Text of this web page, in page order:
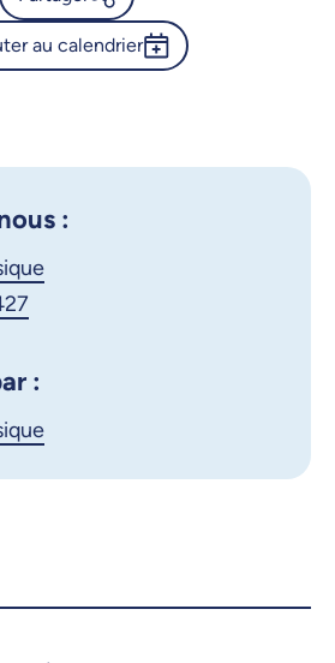
Calendrier de l’Université de
X.com
au calendrier
:
: